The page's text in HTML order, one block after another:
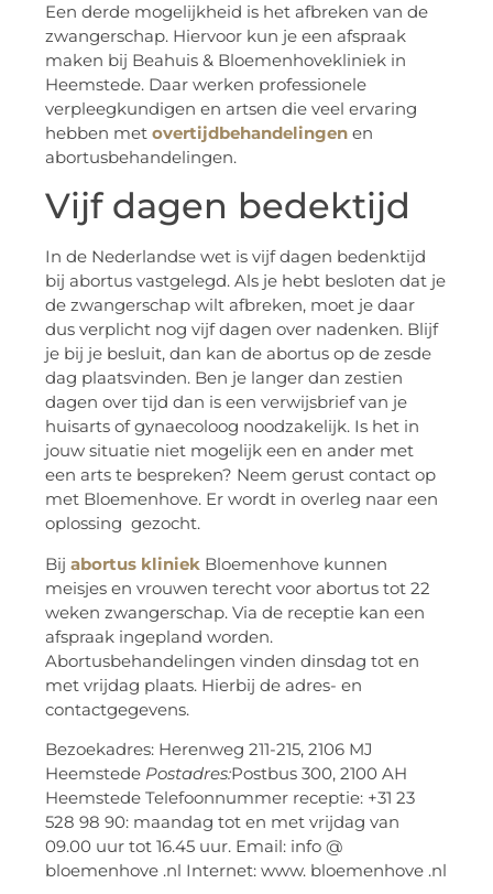
Een derde mogelijkheid is het afbreken van de
zwangerschap. Hiervoor kun je een afspraak
maken bij Beahuis & Bloemenhovekliniek in
Heemstede. Daar werken professionele
verpleegkundigen en artsen die veel ervaring
hebben met overtijdbehandelingen en
abortusbehandelingen.
Vijf dagen bedektijd
In de Nederlandse wet is vijf dagen bedenktijd
bij abortus vastgelegd. Als je hebt besloten dat je
de zwangerschap wilt afbreken, moet je daar
dus verplicht nog vijf dagen over nadenken. Blijf
je bij je besluit, dan kan de abortus op de zesde
dag plaatsvinden. Ben je langer dan zestien
dagen over tijd dan is een verwijsbrief van je
huisarts of gynaecoloog noodzakelijk. Is het in
jouw situatie niet mogelijk een en ander met
een arts te bespreken? Neem gerust contact op
met Bloemenhove. Er wordt in overleg naar een
oplossing gezocht.
Bij abortus kliniek Bloemenhove kunnen
meisjes en vrouwen terecht voor abortus tot 22
weken zwangerschap. Via de receptie kan een
afspraak ingepland worden.
Abortusbehandelingen vinden dinsdag tot en
met vrijdag plaats. Hierbij de adres- en
contactgegevens.
Bezoekadres: Herenweg 211-215, 2106 MJ
Heemstede Postadres:Postbus 300, 2100 AH
Heemstede Telefoonnummer receptie: +31 23
528 98 90: maandag tot en met vrijdag van
09.00 uur tot 16.45 uur. Email: info @
bloemenhove .nl Internet: www. bloemenhove .nl